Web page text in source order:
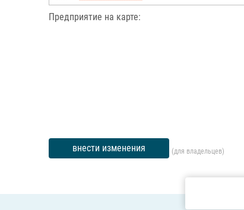
Предприятие на карте:
внести изменения (для владельцев)